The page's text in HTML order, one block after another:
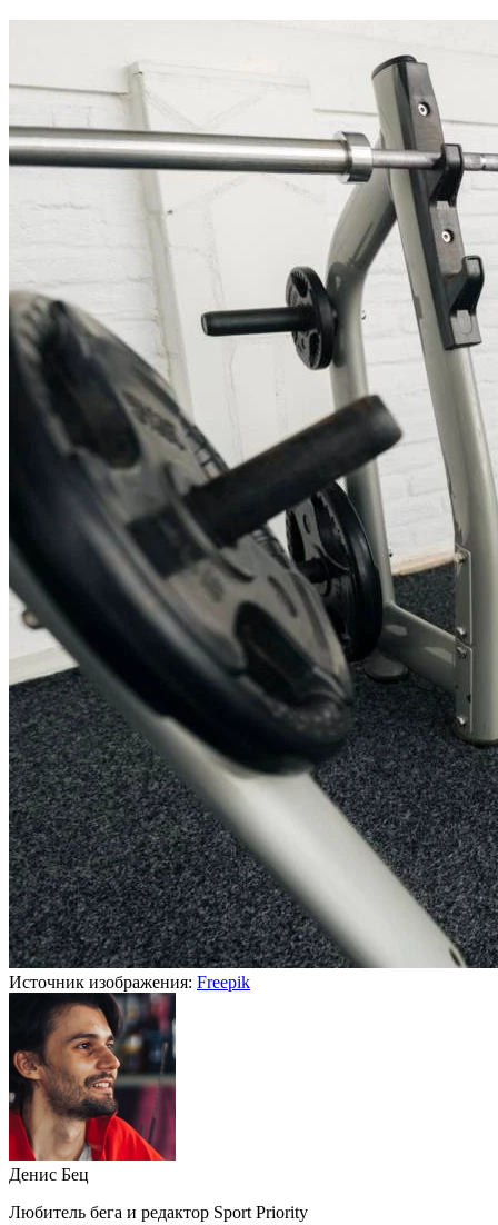
Источник изображения: Freepik
Денис Бец
Любитель бега и редактор Sport Priority